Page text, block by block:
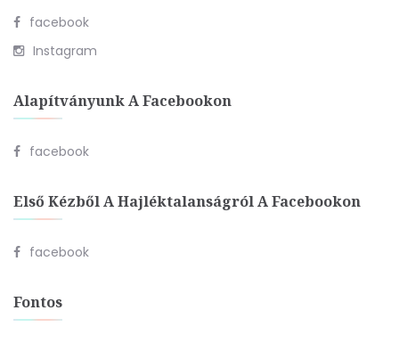
facebook
Instagram
Alapítványunk A Facebookon
facebook
Első Kézből A Hajléktalanságról A Facebookon
facebook
Fontos